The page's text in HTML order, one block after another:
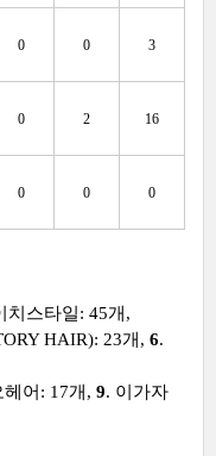
0 0 3
0 2 16
0 0 0
치스타일: 45개,
HAIR): 23개, 6.
헤어: 17개, 9. 이가자